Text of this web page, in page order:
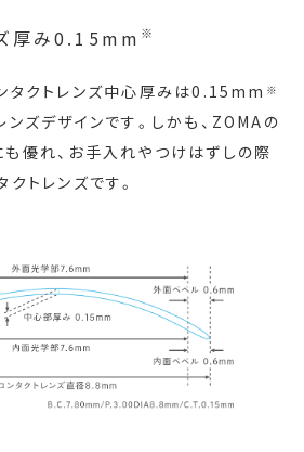
厚み0.15mm ※
タクトレンズ中心厚みは0.15mm ※
ンズデザインです。しかも、ZOMAの
優れ、お手入れやつけはずしの際
トレンズです。